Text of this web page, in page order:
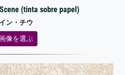
(tinta sobre papel)
イン・チウ
像を選ぶ